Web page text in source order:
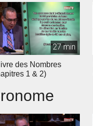
27 min
des Nombres
1 & 2)